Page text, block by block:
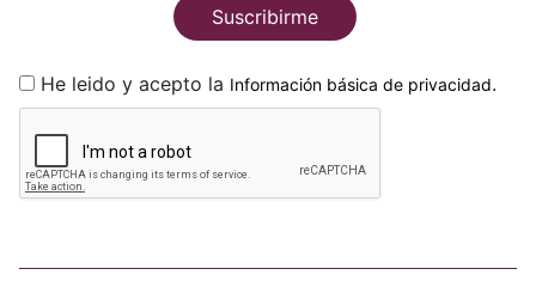
Suscribirme
He leido y acepto la Información básica de privacidad.